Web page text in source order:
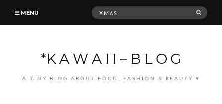
MENÜ
Suche
*K A W A I I – B L O G
A TINY BLOG ABOUT FOOD, FASHION & BEAUTY ♥